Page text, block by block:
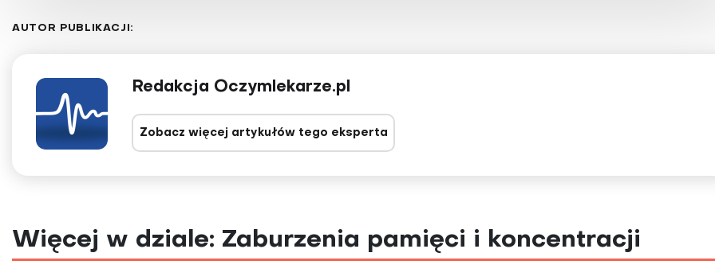
AUTOR PUBLIKACJI:
Redakcja Oczymlekarze.pl
Zobacz więcej artykułów tego eksperta
Więcej w dziale: Zaburzenia pamięci i koncentracji